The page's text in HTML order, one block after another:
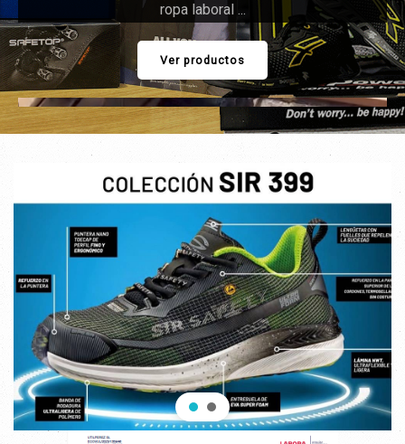
ropa laboral ...
Ver productos